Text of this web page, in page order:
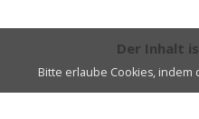
Der Inhalt
Bitte erlaube Cookies, indem